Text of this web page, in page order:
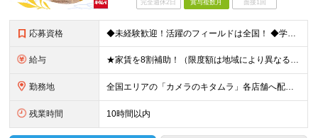
完全週休2日 賞与複数月 面接1回
応募資格 ◆未経験歓迎！活躍のフィールドは全国！ ◆学歴不問 ◆第二新卒も活躍中 ◆35歳以下の方（若年層の長期キャリア形成を図るため）
給与 ★家賃を8割補助！（限度額は地域により異なる） ※転勤による引っ越しが発生する場合 ＝＝＝＝＝＝＝＝＝＝＝＝＝＝＝＝＝＝＝＝＝＝＝ 例えば、家賃7.5万円なら6万円は会社で負担。 あなたが支払うのは、
勤務地 全国エリアの「カメラのキタムラ」各店舗へ配属となります ※最初の配属先は希望を最大限考慮した上で決定します ▼詳しい勤務地住所は下記URLをご確認ください。 https://sss.kitamur
残業時間 10時間以内